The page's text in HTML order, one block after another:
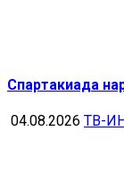
Спартакиада
04.08.2026 ТВ-